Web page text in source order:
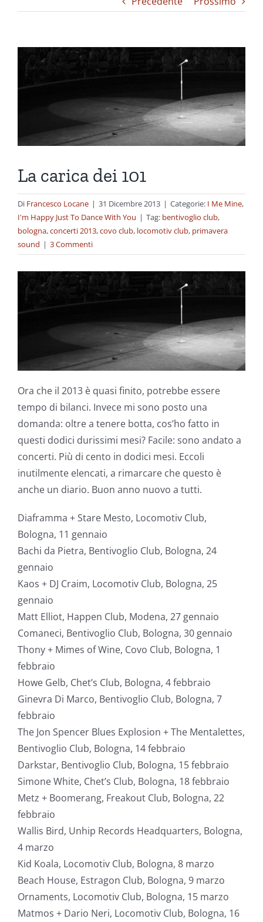
Ingrandisci
immagine
La carica dei 101
Di Francesco Locane | 31 Dicembre 2013 | Categorie: I Me Mine,
I'm Happy Just To Dance With You | Tag: bentivoglio club,
bologna,concerti 2013,covo club, locomotiv club, primavera
sound | 3 Commenti
Ora che il 2013 è quasi finito, potrebbe essere
tempo di bilanci. Invece mi sono posto una
domanda: oltre a tenere botta, cos’ho fatto in
questi dodici durissimi mesi? Facile: sono andato a
concerti. Più di cento in dodici mesi. Eccoli
inutilmente elencati, a rimarcare che questo è
anche un diario. Buon anno nuovo a tutti.
Diaframma + Stare Mesto, Locomotiv Club,
Bologna, 11 gennaio
Bachi da Pietra, Bentivoglio Club, Bologna, 24
gennaio
Kaos + DJ Craim, Locomotiv Club, Bologna, 25
gennaio
Matt Elliot, Happen Club, Modena, 27 gennaio
Comaneci, Bentivoglio Club, Bologna, 30 gennaio
Thony + Mimes of Wine, Covo Club, Bologna, 1
febbraio
Howe Gelb, Chet’s Club, Bologna, 4 febbraio
Ginevra Di Marco, Bentivoglio Club, Bologna, 7
febbraio
The Jon Spencer Blues Explosion + The Mentalettes,
Bentivoglio Club, Bologna, 14 febbraio
Darkstar, Bentivoglio Club, Bologna, 15 febbraio
Simone White, Chet’s Club, Bologna, 18 febbraio
Metz + Boomerang, Freakout Club, Bologna, 22
febbraio
Wallis Bird, Unhip Records Headquarters, Bologna,
4 marzo
Kid Koala, Locomotiv Club, Bologna, 8 marzo
Beach House, Estragon Club, Bologna, 9 marzo
Ornaments, Locomotiv Club, Bologna, 15 marzo
Matmos + Dario Neri, Locomotiv Club, Bologna, 16